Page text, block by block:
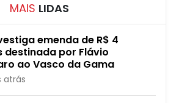
MAIS LIDAS
emenda de R$ 4
destinada por Flávio
ao Vasco da Gama
atrás